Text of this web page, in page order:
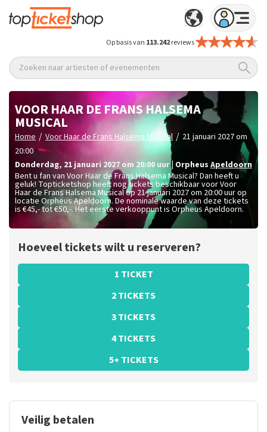
Op basis van 113.242reviews
Zoeken naar artiesten of evenementen
VOOR HAAR DE FRANS HALSEMA
MUSICAL
Home / Voor Haar de Frans Halsema Musical / 21 januari 2027 om
20:00
donderdag, 21 januari 2027 om 20:00 uur Orpheus Apeldoorn
Bent u fan van Voor Haar de Frans Halsema Musical? Dan heeft u
geluk! Topticketshop heeft nog tickets beschikbaar voor Voor
Haar de Frans Halsema Musical op 21 januari 2027 om 20:00 uur op
locatie Orpheus Apeldoorn. De nominale waarde van deze tickets
is €45,- tot €50,-. Het eerste verkooppunt is Orpheus Apeldoorn.
Hoeveel tickets wilt u reserveren?
1 TICKET
2 TICKETS
3 TICKETS
4 TICKETS
5+ TICKETS
Veilig betalen